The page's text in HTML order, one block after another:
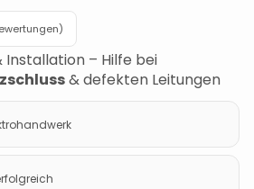
Installation – Hilfe bei
& defekten Leitungen